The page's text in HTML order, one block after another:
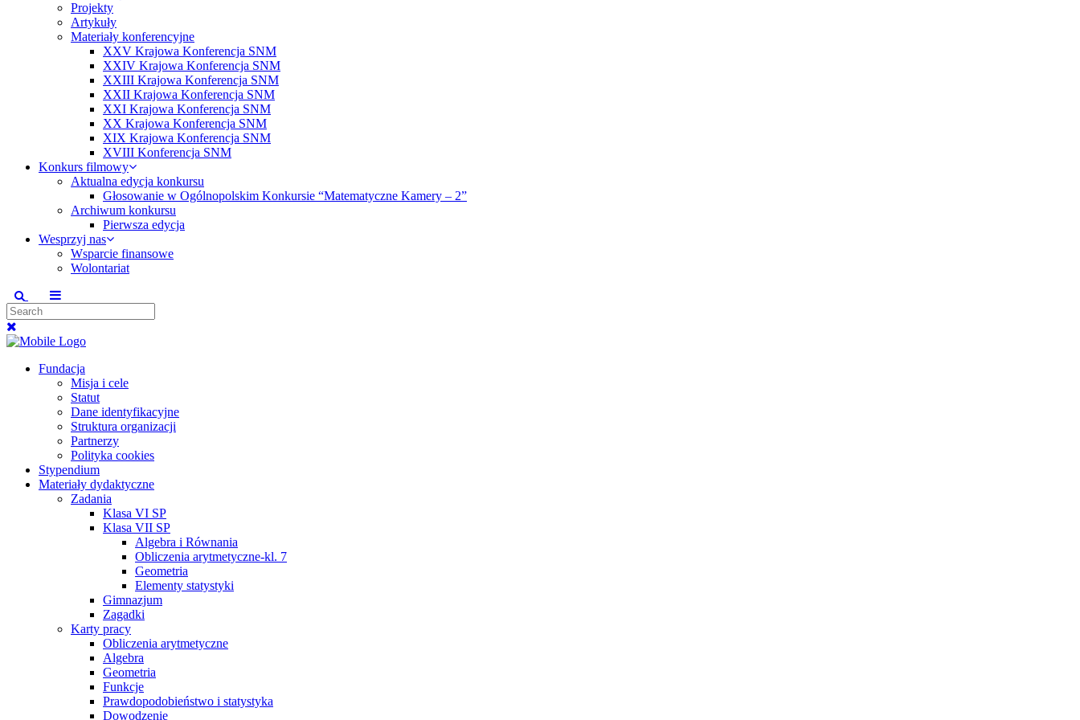
Projekty
Artykuły
Materiały konferencyjne
XXV Krajowa Konferencja SNM
XXIV Krajowa Konferencja SNM
XXIII Krajowa Konferencja SNM
XXII Krajowa Konferencja SNM
XXI Krajowa Konferencja SNM
XX Krajowa Konferencja SNM
XIX Krajowa Konferencja SNM
XVIII Konferencja SNM
Konkurs filmowy
Aktualna edycja konkursu
Głosowanie w Ogólnopolskim Konkursie “Matematyczne Kamery – 2”
Archiwum konkursu
Pierwsza edycja
Wesprzyj nas
Wsparcie finansowe
Wolontariat
Fundacja
Misja i cele
Statut
Dane identyfikacyjne
Struktura organizacji
Partnerzy
Polityka cookies
Stypendium
Materiały dydaktyczne
Zadania
Klasa VI SP
Klasa VII SP
Algebra i Równania
Obliczenia arytmetyczne-kl. 7
Geometria
Elementy statystyki
Gimnazjum
Zagadki
Karty pracy
Obliczenia arytmetyczne
Algebra
Geometria
Funkcje
Prawdopodobieństwo i statystyka
Dowodzenie